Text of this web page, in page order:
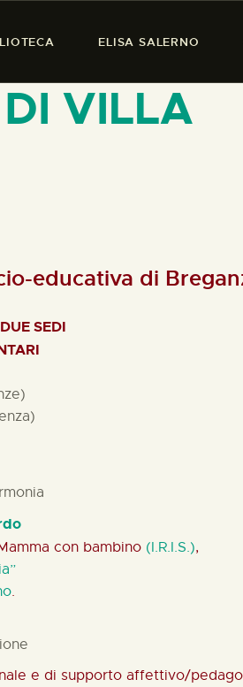
ELISA SALERNO
VILLA
educativa di
SEDI
con bambino (I.R.I.S.),
.
e di supporto affettivo/